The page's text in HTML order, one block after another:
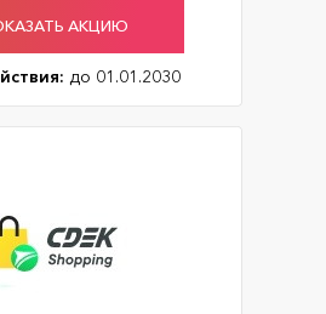
АКЦИЮ
до 01.01.2030